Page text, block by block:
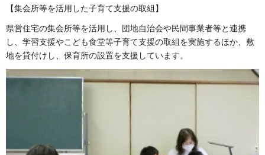
【集会所等を活用した子育て支援の取組】
県営住宅の集会所等を活用し、団地自治会や民間事業者等と連携
し、学習支援やこども食堂等子育て支援の取組を実施するほか、敷
地を貸付けし、保育所の設置を支援しています。